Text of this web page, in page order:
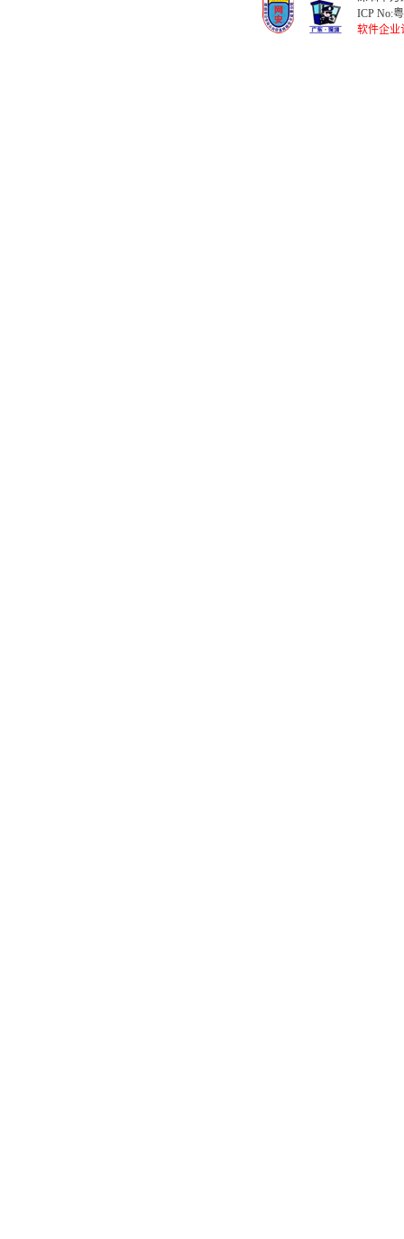
ICP No:
软件企业